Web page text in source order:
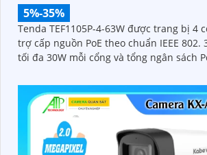
5%-35%
Tenda TEF1105P-4-63W được trang bị 4
trợ cấp nguồn PoE theo chuẩn IEEE 802.
tối đa 30W mỗi cổng và tổng ngân sách